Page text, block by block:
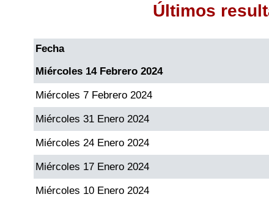
Últimos
Fecha
Miércoles 14 Febrero 2024
Miércoles 7 Febrero 2024
Miércoles 31 Enero 2024
Miércoles 24 Enero 2024
Miércoles 17 Enero 2024
Miércoles 10 Enero 2024